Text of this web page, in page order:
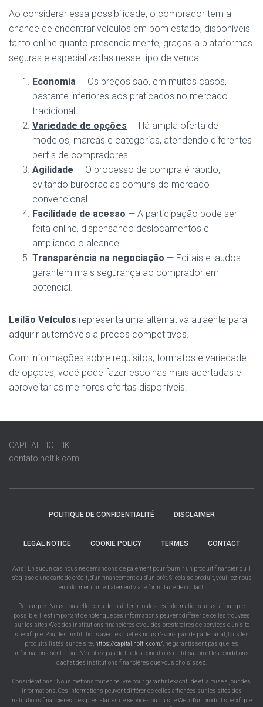
Ao considerar essa possibilidade, o comprador tem a
chance de encontrar veículos em bom estado, disponíveis
tanto online quanto presencialmente, graças a plataformas
seguras e especializadas nesse tipo de venda.
Economia — Os preços são, em muitos casos,
bastante inferiores aos praticados no mercado
tradicional.
Variedade de opções — Há ampla oferta de
modelos, marcas e categorias, atendendo diferentes
perfis de compradores.
Agilidade — O processo de compra é rápido,
evitando burocracias comuns do mercado
convencional.
Facilidade de acesso — A participação pode ser
feita online, dispensando deslocamentos e
ampliando o alcance.
Transparência na negociação — Editais e laudos
garantem mais segurança ao comprador em
potencial.
Leilão Veículos representa uma alternativa atraente para
adquirir automóveis a preços competitivos.
Com informações sobre requisitos, formatos e variedade
de opções, você pode fazer escolhas mais acertadas e
aproveitar as melhores ofertas disponíveis.
CAPITAL.HOLFIK
contato.holfik.com
POLITIQUE DE CONFIDENTIALITÉ DISCLAIMER
LEGAL NOTICE COOKIE POLICY TERMES CONTACT
Avis : En aucun cas nous ne demandons de paiement pour fournir un produit financier, qu'il
s'agisse d'une carte de crédit, d'un financement ou d'un prêt. Si cela se produit, veuillez nous
en informer immédiatement via le formulaire de contact.
Remarque : Nous nous efforçons de maintenir toutes les informations aussi à jour que
possible. Il est important de noter que ces informations peuvent différer de celles trouvées
sur les sites Web des institutions financières et/ou des prestataires de services d'un site
spécifique. Pour les institutions avec lesquelles nous n'avons pas de partenariat, tous les
produits listés sur ce site, https://capital.holfik.com/, ne garantissent pas que les
informations sont à jour. N'oubliez pas de lire les conditions d'utilisation et les conditions
d'achat des institutions financières que vous choisissez.
Considérations : Nous mettons tout en œuvre pour garantir l'exactitude et la mise à jour des
informations. Ces informations peuvent différer de celles affichées sur les sites des
institutions financières, des prestataires de services ou du site Web d'un produit spécifique.